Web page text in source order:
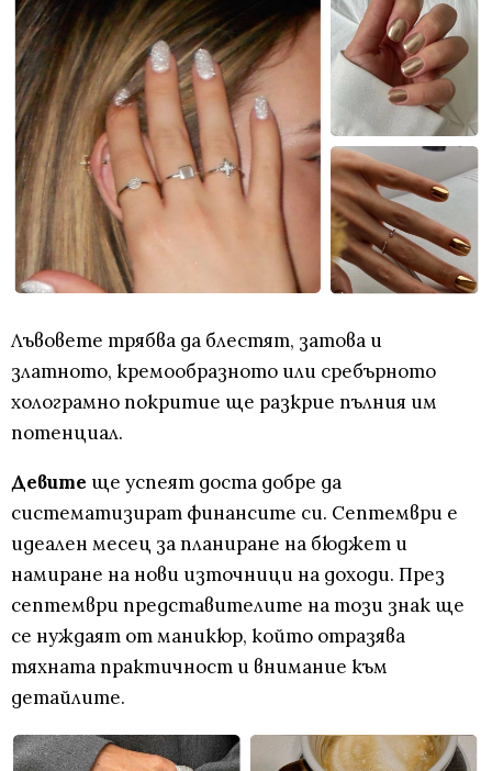
Лъвовете трябва да блестят, затова и
златното, кремообразното или сребърното
холограмно покритие ще разкрие пълния им
потенциал.
Девите ще успеят доста добре да
систематизират финансите си. Септември е
идеален месец за планиране на бюджет и
намиране на нови източници на доходи. През
септември представителите на този знак ще
се нуждаят от маникюр, който отразява
тяхната практичност и внимание към
детайлите.